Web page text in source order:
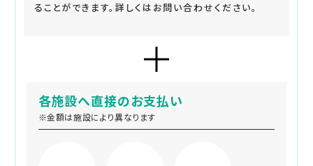
ることができます。詳しくはお問い合わせください。
各施設へ直接のお支払い
※金額は施設により異なります